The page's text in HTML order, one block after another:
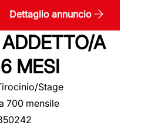
Dettaglio annuncio
A
MESI
Stage
700 mensile